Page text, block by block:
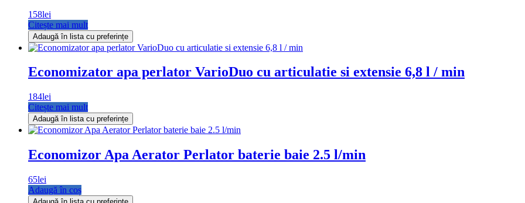
158lei
Citește mai mult
Adaugă în lista cu preferințe
Economizator apa perlator VarioDuo cu articulatie si extensie 6,8 l / min
184lei
Citește mai mult
Adaugă în lista cu preferințe
Economizor Apa Aerator Perlator baterie baie 2.5 l/min
65lei
Adaugă în coș